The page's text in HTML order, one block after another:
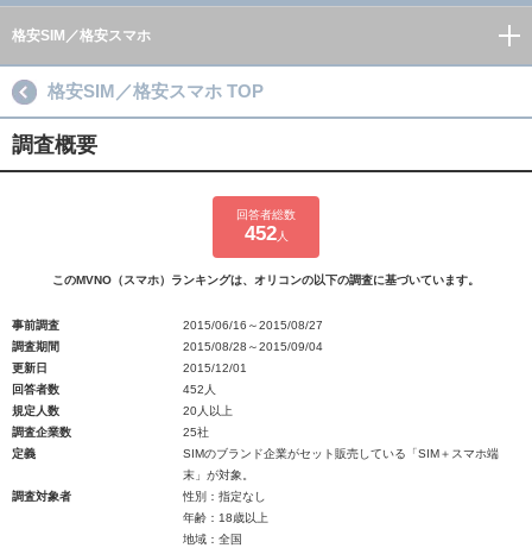
格安SIM／格安スマホ
格安SIM／格安スマホ TOP
調査概要
回答者総数
452人
このMVNO（スマホ）ランキングは、オリコンの以下の調査に基づいています。
事前調査
2015/06/16～2015/08/27
調査期間
2015/08/28～2015/09/04
更新日
2015/12/01
回答者数
452人
規定人数
20人以上
調査企業数
25社
定義
SIMのブランド企業がセット販売している「SIM＋スマホ端
末」が対象。
調査対象者
性別：指定なし
年齢：18歳以上
地域：全国